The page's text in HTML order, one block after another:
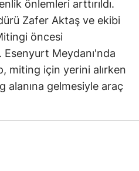
önlemleri arttırıldı.
Zafer Aktaş ve ekibi
öncesi
Meydanı'nda
miting için yerini alırken
alanına gelmesiyle araç